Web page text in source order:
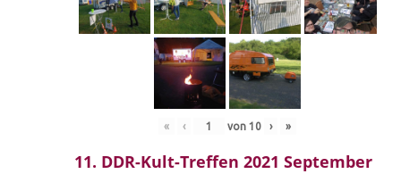
« ‹ von 10 › »
11. DDR-Kult-Treffen 2021 September